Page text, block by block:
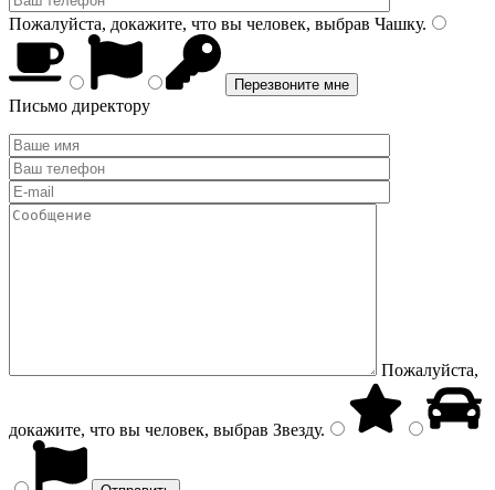
Пожалуйста, докажите, что вы человек, выбрав Чашку.
Письмо директору
Пожалуйста,
докажите, что вы человек, выбрав Звезду.